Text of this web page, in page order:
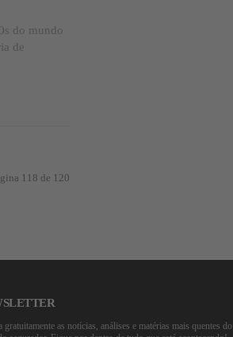
do mundo
de
118 de 120
gratuitamente as notícias, análises e matérias mais quentes do